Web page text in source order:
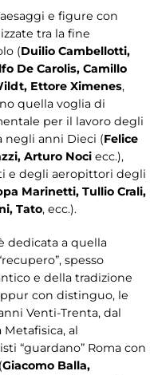
e figure con
tra la fine
(Duilio Cambellotti,
De Carolis, Camillo
Ettore Ximenes,
quella voglia di
per il lavoro degli
negli anni Dieci (Felice
Arturo Noci ecc.),
e degli aeropittori degli
Marinetti, Tullio Crali,
Tato, ecc.).
dedicata a quella
spesso
e della tradizione
con distinguo, le
Venti-Trenta, dal
Metafisica, al
“guardano” Roma con
Giacomo Balla,